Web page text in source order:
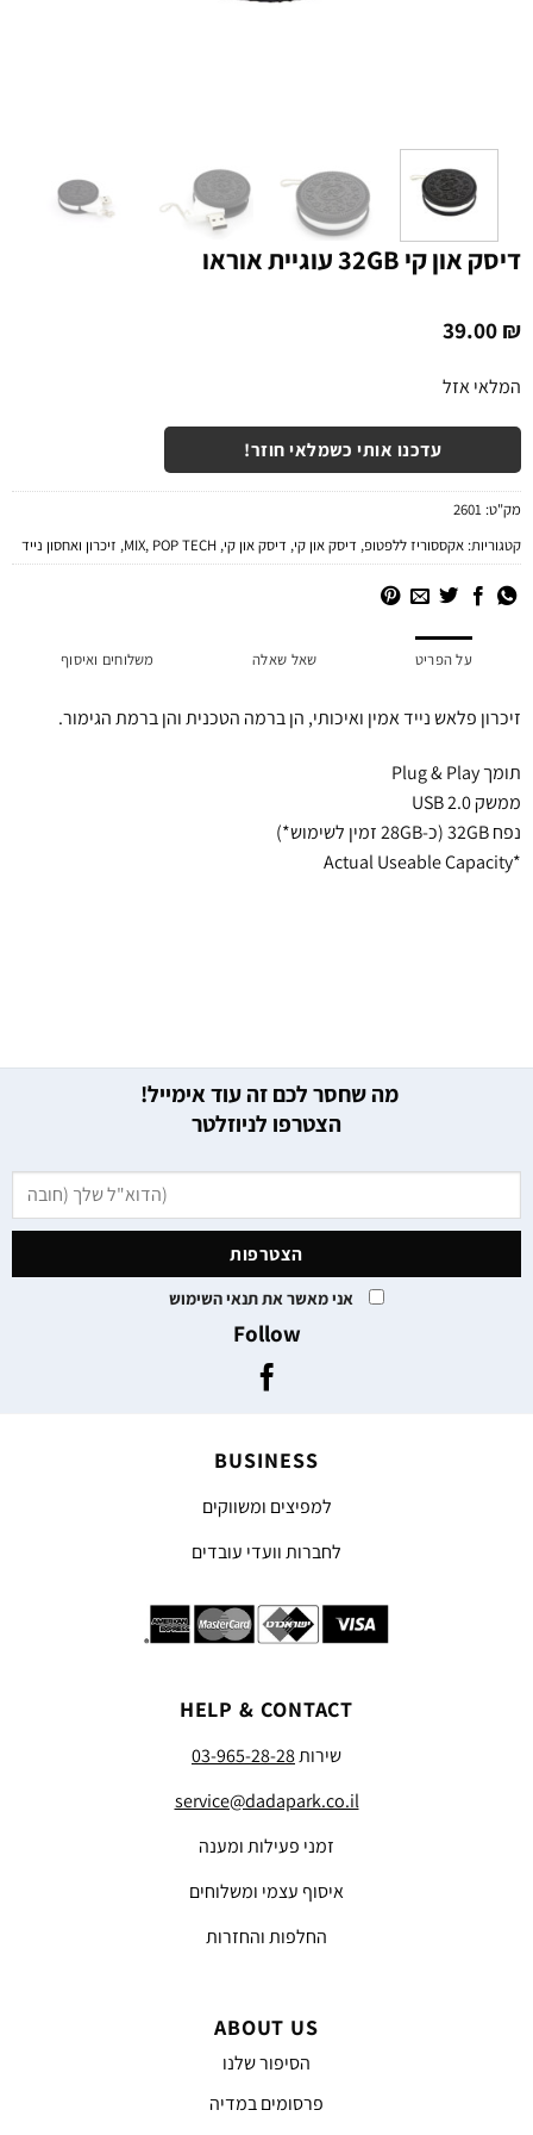
דיסק און קי 32GB עוגיית אוראו
39.00₪
המלאי אזל
עדכנו אותי כשמלאי חוזר!
מק"ט:2601
קטגוריות:אקססוריז ללפטופ,דיסק און קי,דיסק און קי,
MIX ,POP TECH
,זיכרון ואחסון נייד
על הפריט שאל שאלה משלוחים ואיסוף
זיכרון פלאש נייד אמין ואיכותי, הן ברמה הטכנית והן ברמת הגימור.
תומך Plug & Play
ממשק USB 2.0
נפח 32GB (כ-28GB זמין לשימוש*)
*Actual Useable Capacity
מה שחסר לכם זה עוד אימייל!
הצטרפו לניוזלטר
אני מאשר את תנאי השימוש
Follow
BUSINESS
למפיצים ומשווקים
לחברות וועדי עובדים
HELP & CONTACT
שירות03-965-28-28
service@dadapark.co.il
זמני פעילות ומענה
איסוף עצמי ומשלוחים
החלפות והחזרות
ABOUT US
הסיפור שלנו
פרסומים במדיה